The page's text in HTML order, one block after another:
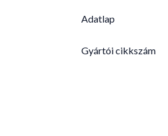
Adatlap
Gyártói cikkszám